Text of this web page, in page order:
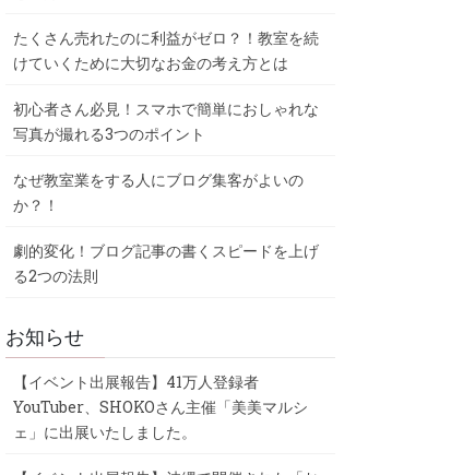
たくさん売れたのに利益がゼロ？！教室を続
けていくために大切なお金の考え方とは
初心者さん必見！スマホで簡単におしゃれな
写真が撮れる3つのポイント
なぜ教室業をする人にブログ集客がよいの
か？！
劇的変化！ブログ記事の書くスピードを上げ
る2つの法則
お知らせ
【イベント出展報告】41万人登録者
YouTuber、SHOKOさん主催「美美マルシ
ェ」に出展いたしました。